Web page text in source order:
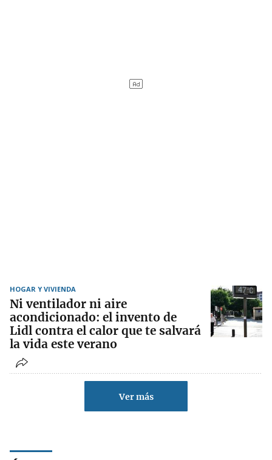
HOGAR Y VIVIENDA
Ni ventilador ni aire
acondicionado: el invento de
Lidl contra el calor que te salvará
la vida este verano
Ver más